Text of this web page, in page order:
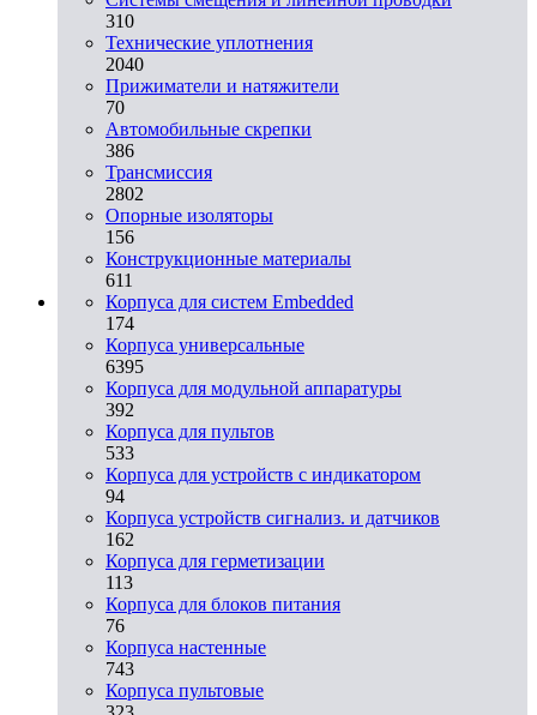
310
Технические уплотнения
2040
Прижиматели и натяжители
70
Автомобильные скрепки
386
Трансмиссия
2802
Опорные изоляторы
156
Конструкционные материалы
611
Корпуса для систем Embedded
174
Корпуса универсальные
6395
Корпуса для модульной аппаратуры
392
Корпуса для пультов
533
Корпуса для устройств с индикатором
94
Корпуса устройств сигнализ. и датчиков
162
Корпуса для герметизации
113
Корпуса для блоков питания
76
Корпуса настенные
743
Корпуса пультовые